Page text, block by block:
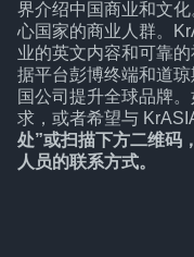
界介绍中国商业和文
心国家的商业人群。
业的英文内容和可靠
据平台彭博终端和道
国公司提升全球品牌
求，或者希望与
处”或扫描下方二维码
人员的联系方式。